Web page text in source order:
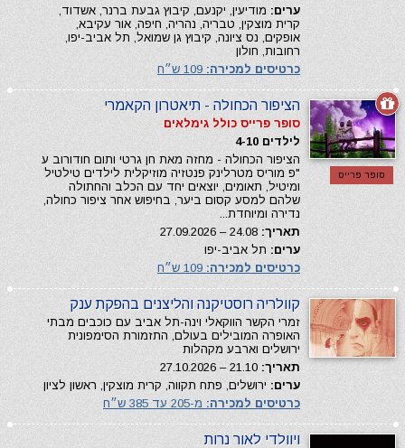
ערים: מודיעין, יקנעם, קיבוץ גבעת ברנר, אשדוד,
קרית מוצקין, טבריה, נהריה, חיפה, אור עקיבא,
אופקים, נס ציונה, קיבוץ גן שמואל, תל אביב-יפו,
רחובות, חולון
כרטיסים למכירה:
סופר פרייס
הציפור הכחולה - תיאטרון הקאמרי
סופר פרייס כולל גימלאים
לילדים 4-10
הציפור הכחולה - מחזה מאת חן גרטי ותום חודורוב ע
"פ מוריס מטרלינק פנטזיה מוזיקלית לילדים טילטיל
ומיטיל, תאומים, יוצאים יחד עם הכלב והחתולה
שלהם למסע קסום ביער, בחיפוש אחר ציפור כחולה,
נדירה ומיוחדת...
תאריך:
ערים: תל אביב-יפו
כרטיסים למכירה:
קוולריה רוסטיקנה והליצנים בהפקת ענק
זמרי הקשר הווקאלי וינה-תל אביב עם כוכבים מבתי
האופרה המובילים בעולם, התזמורת הסימפונית
ירושלים וארבע מקהלות
תאריך:
ערים: ירושלים, פתח תקווה, קרית מוצקין, ראשון לציון
כרטיסים למכירה: מ-205 עד 385 ש״ח
ויוולדי לאור נרות